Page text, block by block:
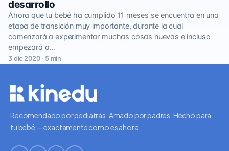
desarrollo
Ahora que tu bebé ha cumplido 11 meses se encuentra en una
etapa de transición muy importante, durante la cual
comenzará a experimentar muchas cosas nuevas e incluso
empezará a…
3 dic 2020 · 5 min
Recomendado por pediatras. Amado por padres. Hecho para
tu bebé — exactamente como es ahora.